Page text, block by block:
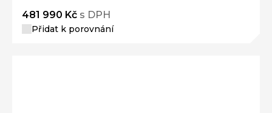
481 990 Kč s DPH
Přidat k porovnání